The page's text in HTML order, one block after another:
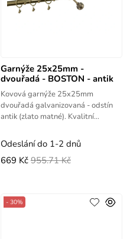
Garnýže 25x25mm -
dvouřadá - BOSTON - antik
Kovová garnýže 25x25mm
dvouřadá galvanizovaná - odstín
antik (zlato matné). Kvalitní
Odeslání do 1-2 dnů
669 Kč 955.71 Kč
- 30%